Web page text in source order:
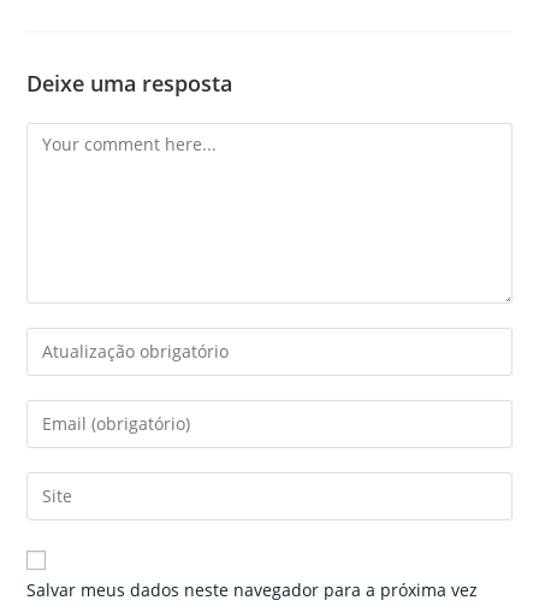
Deixe uma resposta
Comment
Enter
your
name
comment
Enter
your
email
address
comment
Enter
your
website
URL
Salvar meus dados neste navegador para a próxima vez